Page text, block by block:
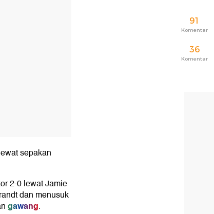
sepakan
2-0 lewat Jamie
dan menusuk
gawang.
91
Komentar
36
Komentar